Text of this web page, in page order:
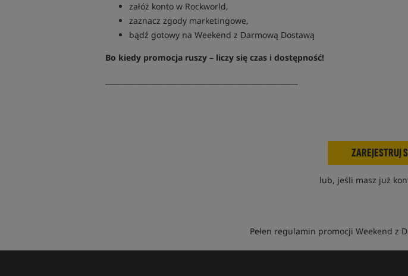
załóż konto w Rockworld,
zaznacz zgody marketingowe,
bądź gotowy na Weekend z Darmową Dostawą
Bo kiedy promocja ruszy – liczy się czas i dostępność!
ZAREJESTRUJ
lub, jeśli masz już
Pełen regulamin promocji Weekend z